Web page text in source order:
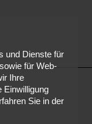
und Dienste für
für Web-
Ihre
Einwilligung
Sie in der